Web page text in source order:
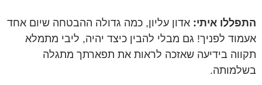
התפללו איתי: אדון עליון, כמה גדולה ההבטחה שיום אחד
אעמוד לפניך! גם מבלי להבין כיצד יהיה, ליבי מתמלא
תקווה בידיעה שאזכה לראות את תפארתך מתגלה
בשלמותה.